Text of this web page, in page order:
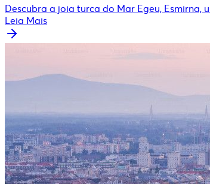
Descubra a joia turca do Mar Egeu, Esmirna,
Leia Mais